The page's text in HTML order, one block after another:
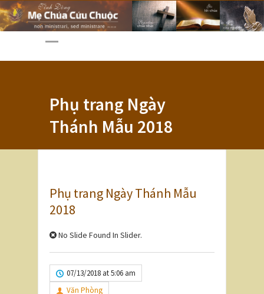
Phụ trang Ngày
Thánh Mẫu 2018
Phụ trang Ngày Thánh Mẫu
2018
No Slide Found In Slider.
07/13/2018 at 5:06 am
Văn Phòng